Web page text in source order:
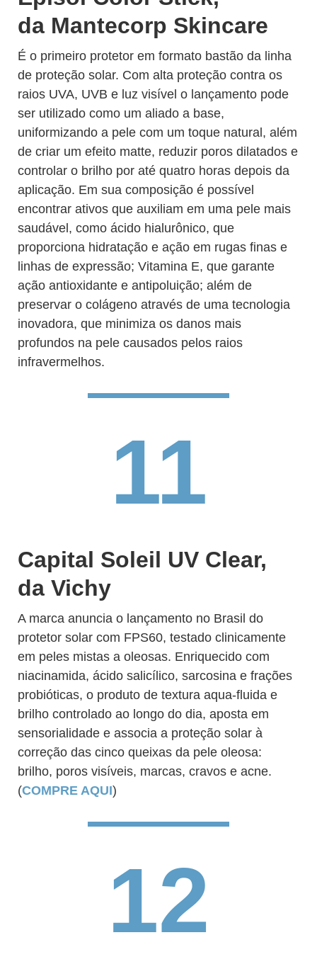
da Mantecorp Skincare
É o primeiro protetor em formato bastão da linha
de proteção solar. Com alta proteção contra os
raios UVA, UVB e luz visível o lançamento pode
ser utilizado como um aliado a base,
uniformizando a pele com um toque natural, além
de criar um efeito matte, reduzir poros dilatados e
controlar o brilho por até quatro horas depois da
aplicação. Em sua composição é possível
encontrar ativos que auxiliam em uma pele mais
saudável, como ácido hialurônico, que
proporciona hidratação e ação em rugas finas e
linhas de expressão; Vitamina E, que garante
ação antioxidante e antipoluição; além de
preservar o colágeno através de uma tecnologia
inovadora, que minimiza os danos mais
profundos na pele causados pelos raios
infravermelhos.
11
Capital Soleil UV Clear,
da Vichy
A marca anuncia o lançamento no Brasil do
protetor solar com FPS60, testado clinicamente
em peles mistas a oleosas. Enriquecido com
niacinamida, ácido salicílico, sarcosina e frações
probióticas, o produto de textura aqua-fluida e
brilho controlado ao longo do dia, aposta em
sensorialidade e associa a proteção solar à
correção das cinco queixas da pele oleosa:
brilho, poros visíveis, marcas, cravos e acne.
(COMPRE AQUI)
12